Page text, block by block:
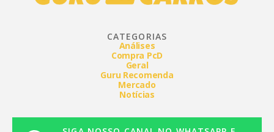
CATEGORIAS
Análises
Compra PcD
Geral
Guru Recomenda
Mercado
Notícias